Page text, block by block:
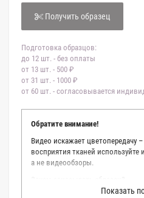
Получить образец
Подготовка образцов:
до 12 шт. - без оплаты
от 13 шт. - 500 ₽
от 31 шт. - 1000 ₽
от 60 шт. - согласовывается
Обратите внимание!
Видео искажает цветопередачу
восприятия тканей
а не видеообзоры.
Показать